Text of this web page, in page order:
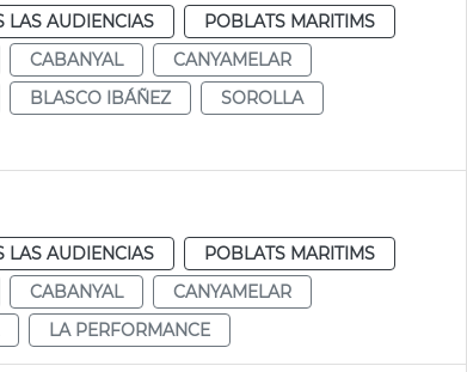
LAS AUDIENCIAS
POBLATS MARITIMS
CABANYAL
CANYAMELAR
BLASCO IBÁÑEZ
SOROLLA
LAS AUDIENCIAS
POBLATS MARITIMS
CABANYAL
CANYAMELAR
LA PERFORMANCE